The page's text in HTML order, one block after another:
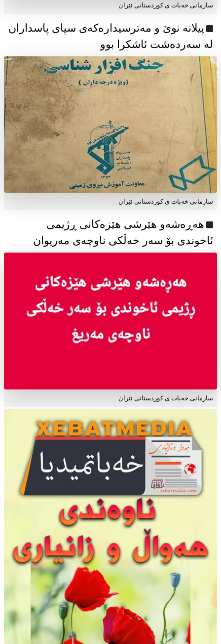
سازمانی خەبات ی كوردستانی ئێران
پیلانە نوێ و مەترسیدارەکەی سپای پاسداران
لە سەردەشت ئاشکرا بوو
سازمانی خەبات ی كوردستانی ئێران
هەڕەشەو هێرشی هێزەکانی ڕژیمی
ئاخوندی بۆ سەر خەڵکی ناوچەی مەریوان
سازمانی خەبات ی کوردستانی ئێران